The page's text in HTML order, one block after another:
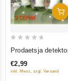
of
Prodaetsja
€2,99
inkl. Mwst., zzgl. Versand